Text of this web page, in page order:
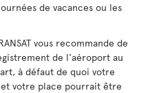
de vacances ou les
vous recommande de
de l'aéroport au
à défaut de quoi votre
votre place pourrait être